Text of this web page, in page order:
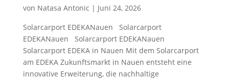
von Natasa Antonic | Juni 24, 2026
Solarcarport EDEKANauen Solarcarport
EDEKANauen Solarcarport EDEKANauen
Solarcarport EDEKA in Nauen Mit dem Solarcarport
am EDEKA Zukunftsmarkt in Nauen entsteht eine
innovative Erweiterung, die nachhaltige